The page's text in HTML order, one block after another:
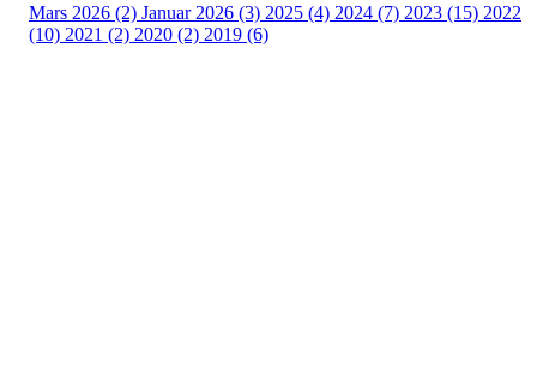
Mars 2026 (2) Januar 2026 (3) 2025 (4) 2024 (7) 2023 (15) 2022
(10) 2021 (2) 2020 (2) 2019 (6)